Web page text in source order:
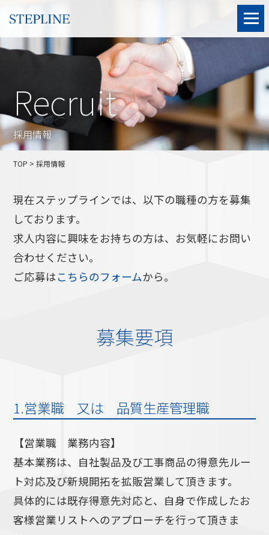
Recruit
採用情報
TOP > 採用情報
現在ステップラインでは、以下の職種の方を募集
しております。
求人内容に興味をお持ちの方は、お気軽にお問い
合わせください。
ご応募はこちらのフォームから。
募集要項
1.営業職 又は 品質生産管理職
【営業職 業務内容】
基本業務は、自社製品及び工事商品の得意先ルー
ト対応及び新規開拓を拡販営業して頂きます。
具体的には既存得意先対応と、自身で作成したお
客様営業リストへのアプローチを行って頂きま